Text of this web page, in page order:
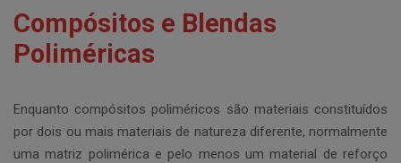
Compósitos e Blendas
Poliméricas
Enquanto compósitos poliméricos são materiais constituídos
por dois ou mais materiais de natureza diferente, normalmente
uma matriz polimérica e pelo menos um material de reforço